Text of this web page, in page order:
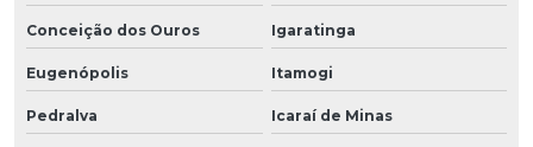
Conceição dos Ouros Igaratinga
Eugenópolis Itamogi
Pedralva Icaraí de Minas